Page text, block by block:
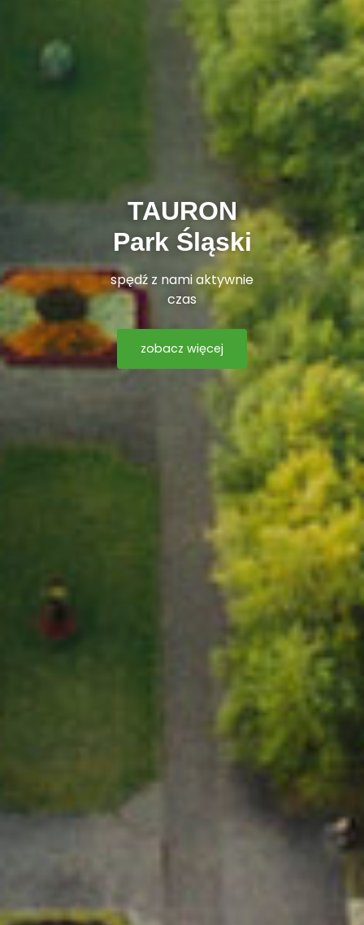
TAURON
Park Śląski
spędź z nami aktywnie
czas
zobacz więcej